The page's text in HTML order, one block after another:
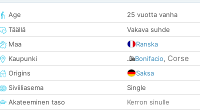
Age
25 vuotta vanha
Täällä
Vakava suhde
Maa
Ranska
Kaupunki
Bonifacio, Corse
Origins
Saksa
Siviiliasema
Single
Akateeminen taso
Kerron sinulle